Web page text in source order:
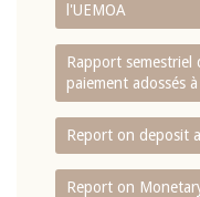
l'UEMOA
Rapport semestriel
paiement adossés
Report on deposit
Report on